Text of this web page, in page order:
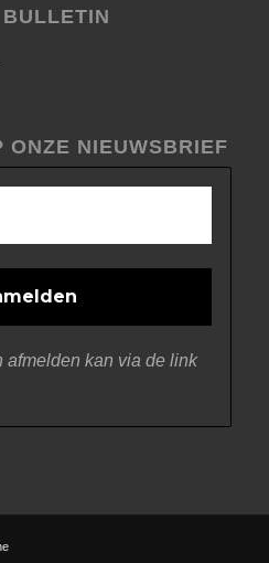
BULLETIN
ONZE NIEUWSBRIEF
afmelden kan via de link